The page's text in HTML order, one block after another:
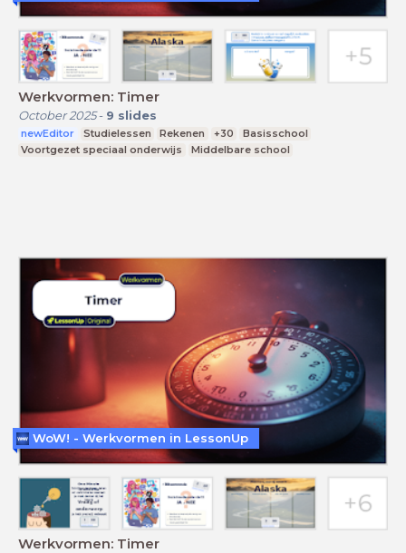
Werkvormen: Timer
October 2025- 9 slides
newEditor Studielessen Rekenen +30
Basisschool
Voortgezet speciaal onderwijs
Middelbare school
Werkvormen: Timer
WoW! - Werkvormen in LessonUp